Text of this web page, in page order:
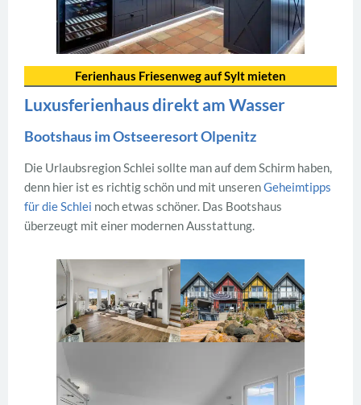
Ferienhaus Friesenweg auf Sylt mieten
Luxusferienhaus direkt am Wasser
Bootshaus im Ostseeresort Olpenitz
Die Urlaubsregion Schlei sollte man auf dem Schirm haben,
denn hier ist es richtig schön und mit unserenGeheimtipps
für die Schlei noch etwas schöner. Das Bootshaus
überzeugt mit einer modernen Ausstattung.